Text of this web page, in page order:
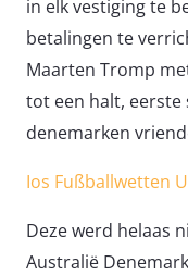
in elk vestiging te
betalingen te
Maarten Tromp
tot een halt,
denemarken
Ios Fußballwetten
Deze werd helaas
Australië